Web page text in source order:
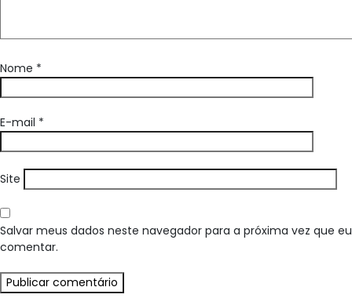
Nome *
E-mail *
Site
Salvar meus dados neste navegador para a próxima vez que eu
comentar.